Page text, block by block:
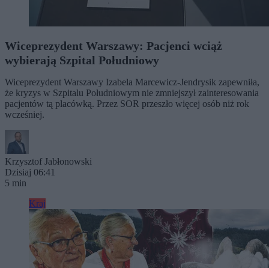
Wiceprezydent Warszawy: Pacjenci wciąż
wybierają Szpital Południowy
Wiceprezydent Warszawy Izabela Marcewicz-Jendrysik zapewniła,
że kryzys w Szpitalu Południowym nie zmniejszył zainteresowania
pacjentów tą placówką. Przez SOR przeszło więcej osób niż rok
wcześniej.
Krzysztof Jabłonowski
Dzisiaj 06:41
5 min
Kraj